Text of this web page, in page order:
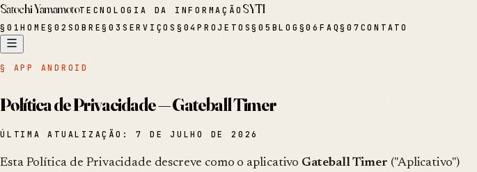
Satochi YamamotoTECNOLOGIA DA INFORMAÇÃO SYTI
§ 01HOME§02 SOBRE§03 SERVIÇOS § 04PROJETOS§05 BLOG §06 FAQ§07 CONTATO
§ APP ANDROID
Política de Privacidade — Gateball Timer
ÚLTIMA ATUALIZAÇÃO: 7 DE JULHO DE 2026
Esta Política de Privacidade descreve como o aplicativo Gateball Timer ("Aplicativo")